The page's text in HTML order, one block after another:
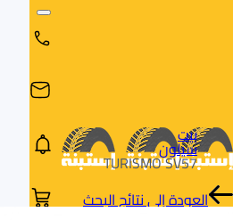
بيت
سيلون
TURISMO SV57
العودة إلى نتائج البحث